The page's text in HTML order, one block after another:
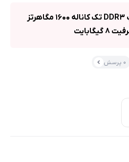
رم دسکتاپ DDR3 تک کاناله 1600 مگاهرتز
0 پرسش